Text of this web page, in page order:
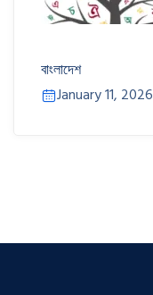
বাংলাদেশ
January 11, 2026